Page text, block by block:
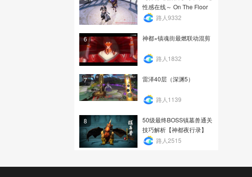
性感在线～ On The Floor
路人9332
6 神都×镇魂街最燃联动混剪
路人1832
7 雷泽40层（深渊5）
路人1139
8
50级最终BOSS镇墓兽通关
技巧解析【神都夜行录】
路人2515